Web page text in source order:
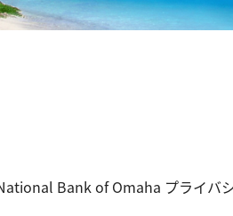
Bank of Omaha プライバ